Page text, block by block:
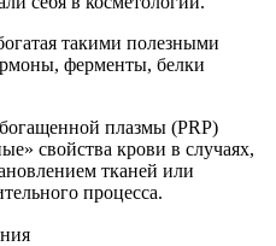
такими полезными
ферменты, белки
плазмы (PRP)
свойства крови в случаях,
тканей или
процесса.